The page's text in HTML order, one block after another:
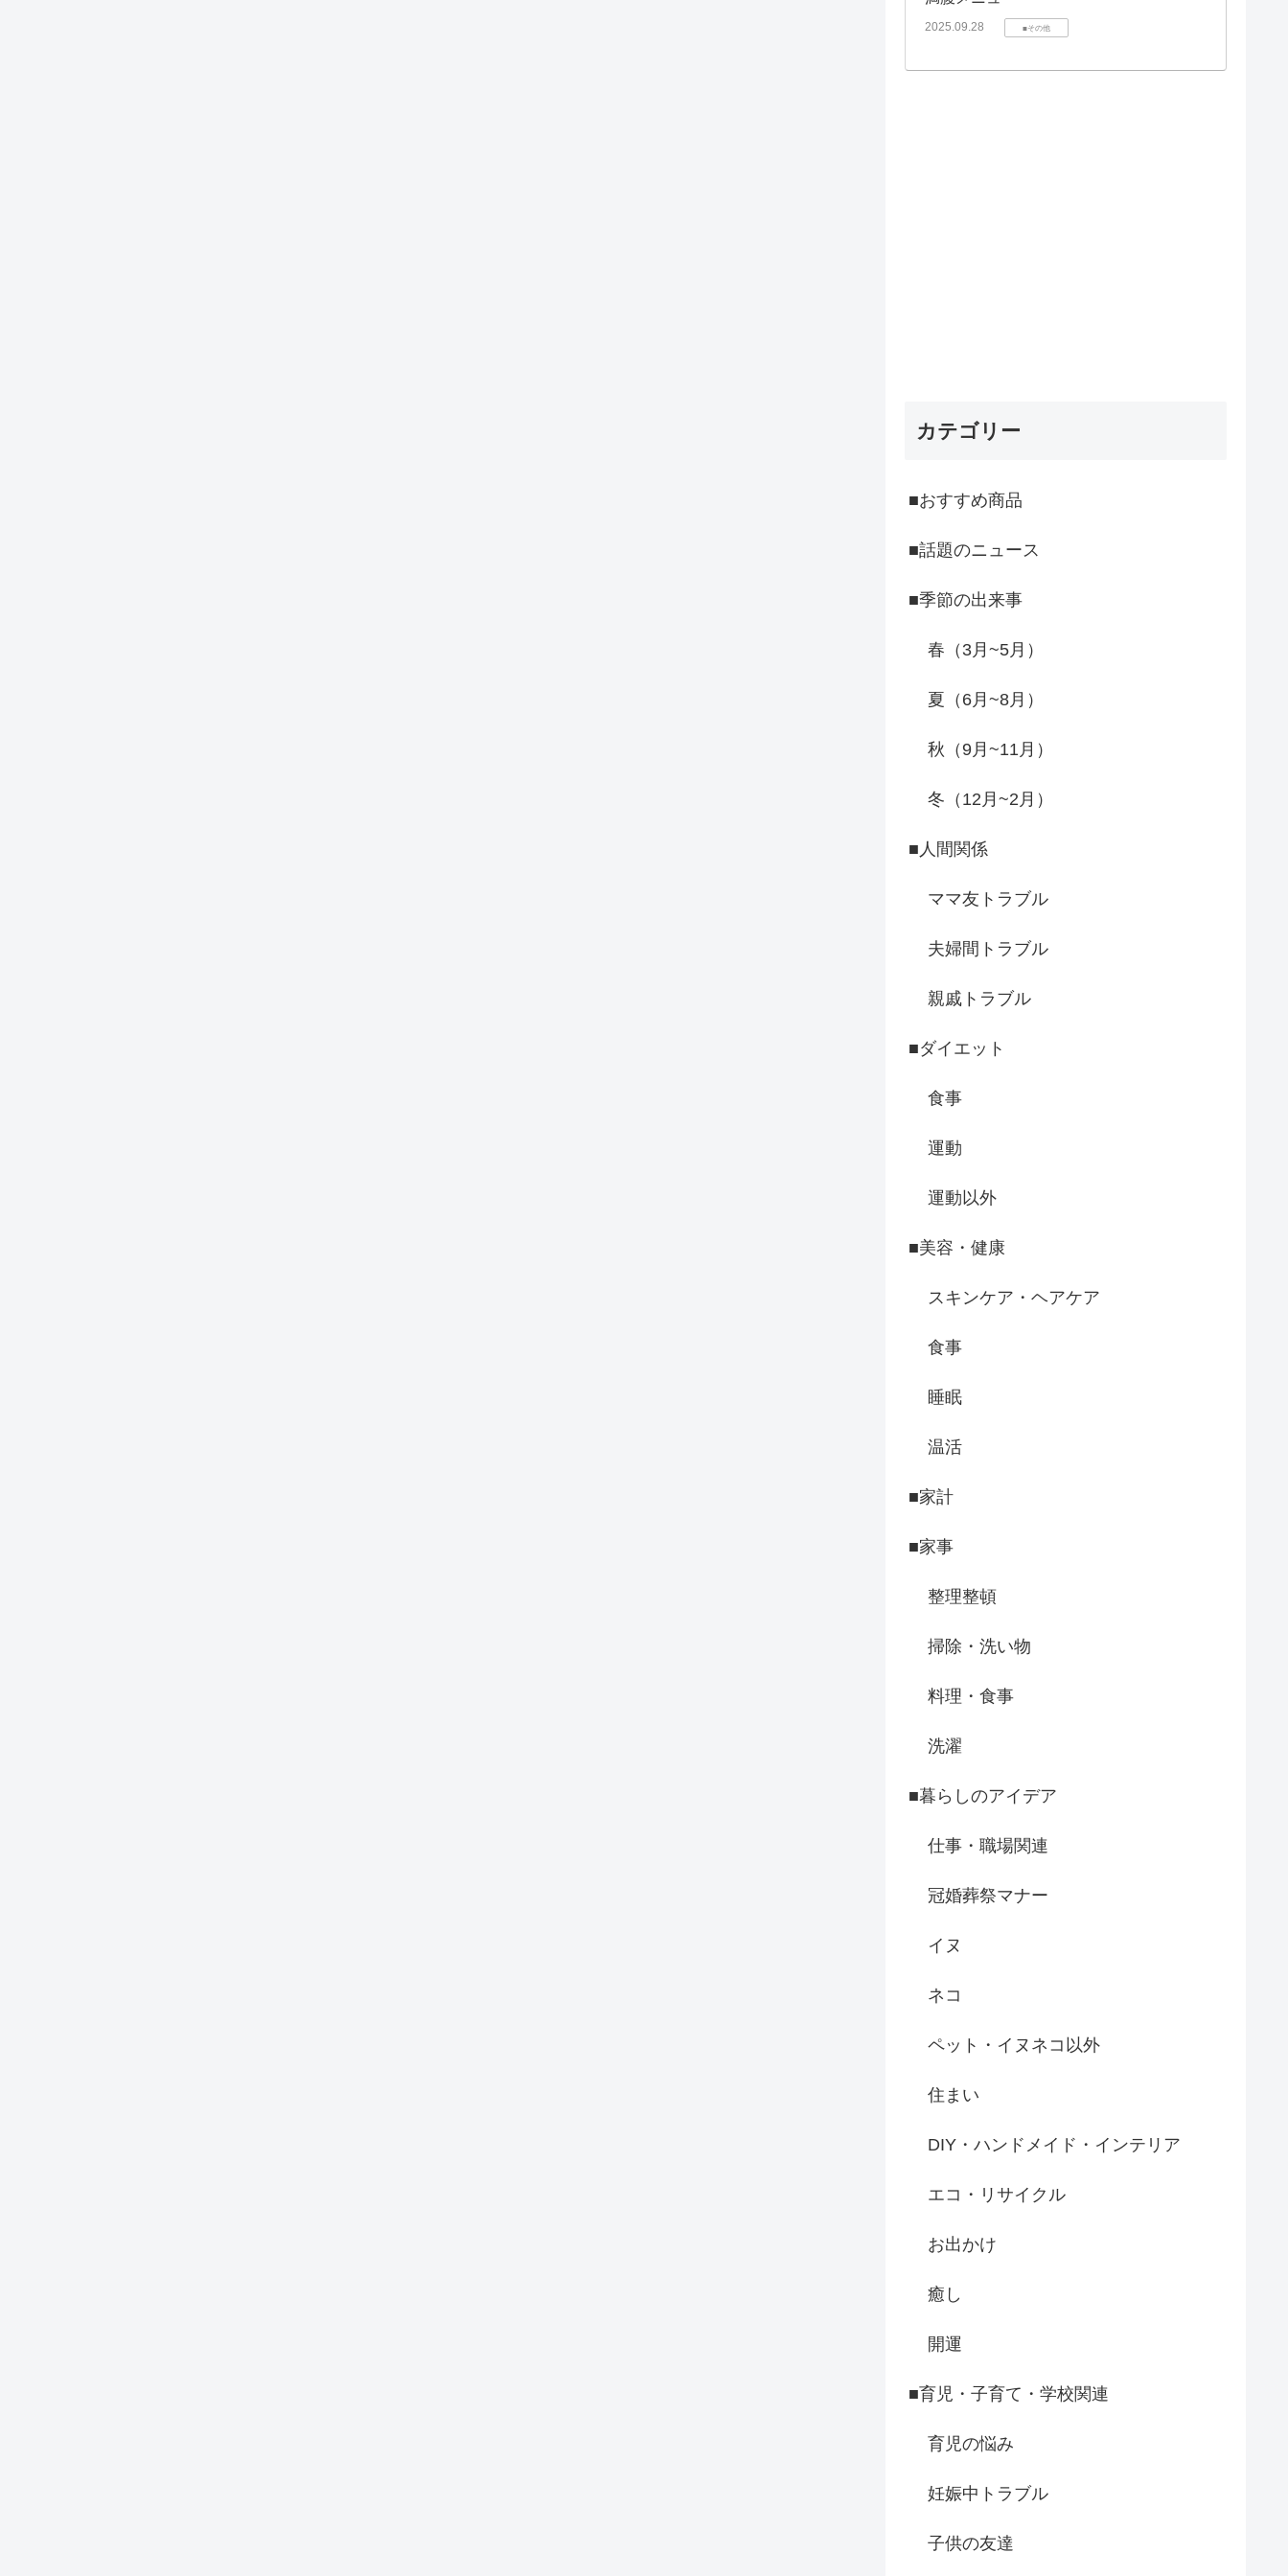
2025.09.28 ■その他
カテゴリー
■おすすめ商品
■話題のニュース
■季節の出来事
春（3月~5月）
夏（6月~8月）
秋（9月~11月）
冬（12月~2月）
■人間関係
ママ友トラブル
夫婦間トラブル
親戚トラブル
■ダイエット
食事
運動
運動以外
■美容・健康
スキンケア・ヘアケア
食事
睡眠
温活
■家計
■家事
整理整頓
掃除・洗い物
料理・食事
洗濯
■暮らしのアイデア
仕事・職場関連
冠婚葬祭マナー
イヌ
ネコ
ペット・イヌネコ以外
住まい
DIY・ハンドメイド・インテリア
エコ・リサイクル
お出かけ
癒し
開運
■育児・子育て・学校関連
育児の悩み
妊娠中トラブル
子供の友達